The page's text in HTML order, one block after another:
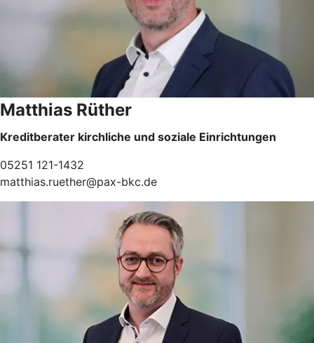
Matthias Rüther
Kreditberater kirchliche und soziale Einrichtungen
05251 121-1432
matthias.ruether@pax-bkc.de